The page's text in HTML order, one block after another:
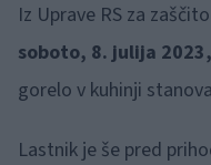
Iz Uprave RS za
soboto, 8. julija
gorelo v kuhinji
Lastnik je še pred